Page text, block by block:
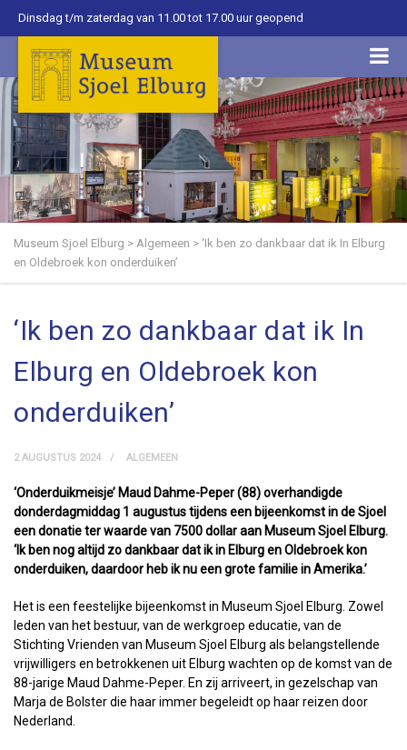
Dinsdag t/m zaterdag van 11.00 tot 17.00 uur geopend
Museum Sjoel Elburg > Algemeen > ‘Ik ben zo dankbaar dat ik In Elburg
en Oldebroek kon onderduiken’
‘Ik ben zo dankbaar dat ik In
Elburg en Oldebroek kon
onderduiken’
2 AUGUSTUS 2024 ALGEMEEN
‘Onderduikmeisje’ Maud Dahme-Peper (88) overhandigde
donderdagmiddag 1 augustus tijdens een bijeenkomst in de Sjoel
een donatie ter waarde van 7500 dollar aan Museum Sjoel Elburg.
‘Ik ben nog altijd zo dankbaar dat ik in Elburg en Oldebroek kon
onderduiken, daardoor heb ik nu een grote familie in Amerika.’
Het is een feestelijke bijeenkomst in Museum Sjoel Elburg. Zowel
leden van het bestuur, van de werkgroep educatie, van de
Stichting Vrienden van Museum Sjoel Elburg als belangstellende
vrijwilligers en betrokkenen uit Elburg wachten op de komst van de
88-jarige Maud Dahme-Peper. En zij arriveert, in gezelschap van
Marja de Bolster die haar immer begeleidt op haar reizen door
Nederland.